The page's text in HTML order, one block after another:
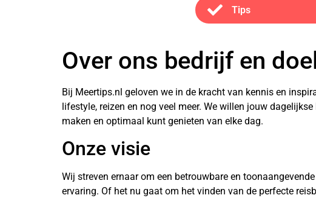
Tips
Over ons bedrijf en
Bij Meertips.nl geloven we in de kracht van kennis en
lifestyle, reizen en nog veel meer. We willen jouw
maken en optimaal kunt genieten van elke dag.
Onze visie
Wij streven ernaar om een betrouwbare en
ervaring. Of het nu gaat om het vinden van de perfecte